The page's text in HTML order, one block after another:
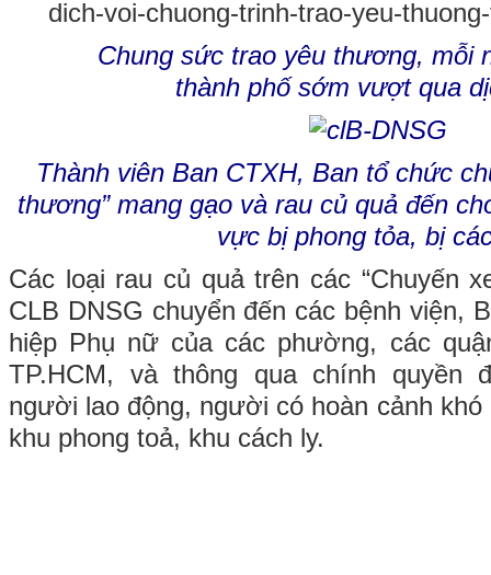
Chung sức trao yêu thương, mỗi
thành phố sớm vượt qua
Thành viên Ban CTXH, Ban tổ chức
thương” mang gạo và rau củ quả đến
vực bị phong tỏa, bị
Các loại rau củ quả trên các “Chuyến
CLB DNSG chuyển đến các bệnh viện,
hiệp Phụ nữ của các phường, các
TP.HCM, và thông qua chính quyền
người lao động, người có hoàn cảnh
khu phong toả, khu cách ly.